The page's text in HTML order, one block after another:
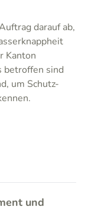
darauf ab,
Kanton
betroffen sind
um Schutz-
und